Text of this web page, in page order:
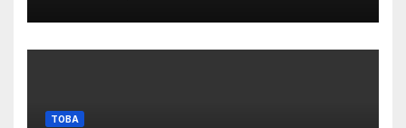
Kesejahteraan
TOBA